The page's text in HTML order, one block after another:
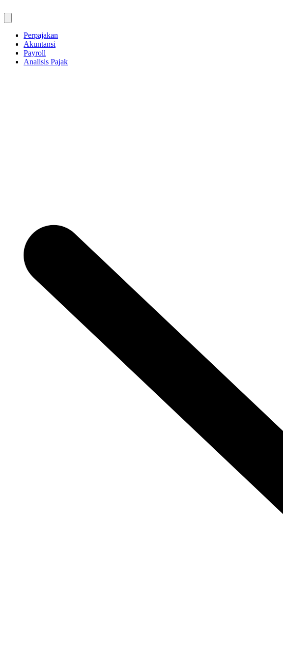
to
content
Perpajakan
Akuntansi
Payroll
Analisis Pajak